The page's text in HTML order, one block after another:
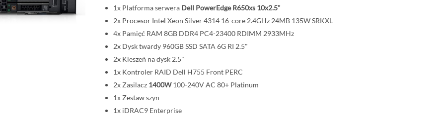
1x Platforma serwera Dell PowerEdge R650xs 10x2.5"
2x Procesor Intel Xeon Silver 4314 16-core 2.4GHz 24MB 135W SRKXL
4x Pamięć RAM 8GB DDR4 PC4-23400 RDIMM 2933MHz
2x Dysk twardy 960GB SSD SATA 6G RI 2.5"
2x Kieszeń na dysk 2.5"
1x Kontroler RAID Dell H755 Front PERC
2x Zasilacz 1400W100-240V AC 80+ Platinum
1x Zestaw szyn
1x iDRAC9 Enterprise